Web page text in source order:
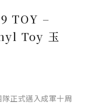
TOY –
Toy 玉
正式邁入成軍十周